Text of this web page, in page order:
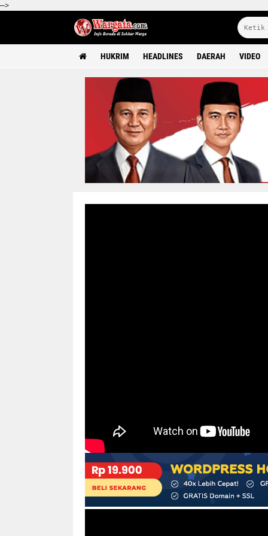
-->
HUKRIM HEADLINES DAERAH VIDEO